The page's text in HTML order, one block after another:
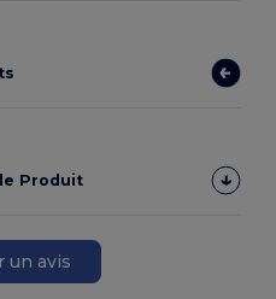
Produit
un avis